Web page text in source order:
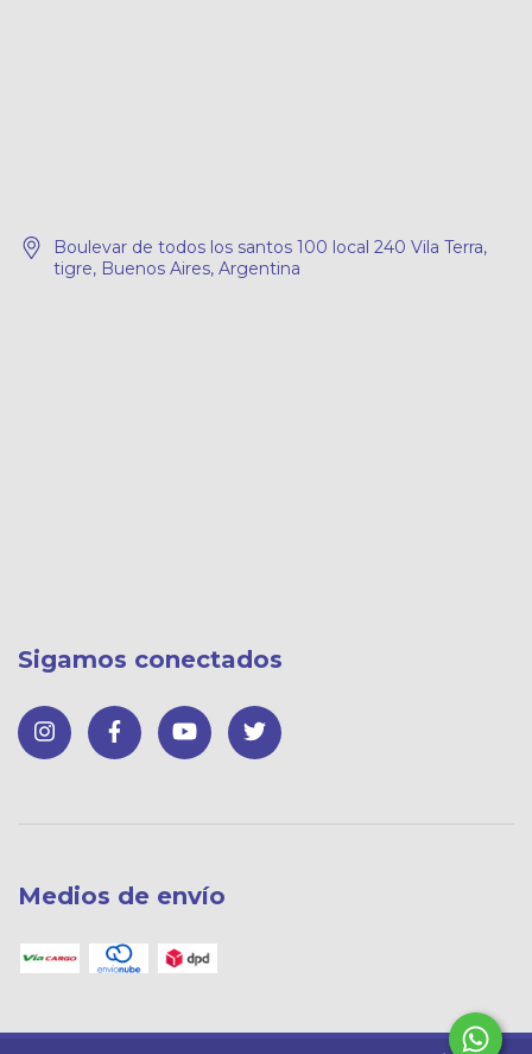
Boulevar de todos los santos 100 local 240 Vila Terra,
tigre, Buenos Aires, Argentina
Sigamos conectados
Medios de envío